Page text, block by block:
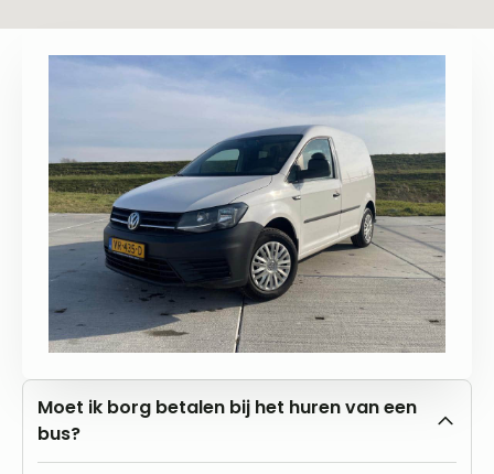
Moet ik borg betalen bij het huren van een
bus?